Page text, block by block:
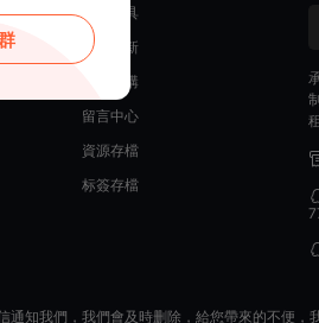
常用工具
最近更新
源碼團購
留言中心
資源存檔
标簽存檔
知我們，我們會及時删除，給您帶來的不便，